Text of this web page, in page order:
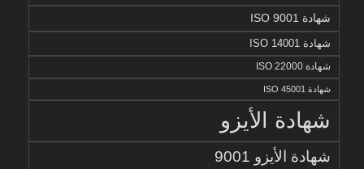
شهادة ISO 9001
شهادة ISO 14001
شهادة ISO 22000
شهادة ISO 45001
شهادة الأيزو
شهادة الأيزو 9001